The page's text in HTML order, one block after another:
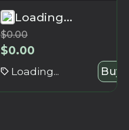
Loading...
$0.00
$0.00
Loading... Buy